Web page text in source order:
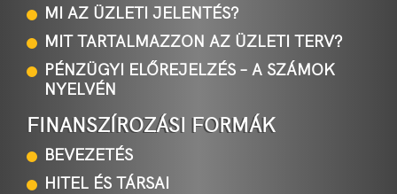
MI AZ ÜZLETI JELENTÉS?
MIT TARTALMAZZON AZ ÜZLETI TERV?
PÉNZÜGYI ELŐREJELZÉS – A SZÁMOK
NYELVÉN
FINANSZÍROZÁSI FORMÁK
BEVEZETÉS
HITEL ÉS TÁRSAI